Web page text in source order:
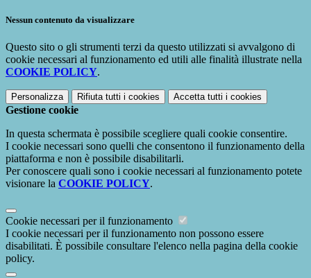
Nessun contenuto da visualizzare
Questo sito o gli strumenti terzi da questo utilizzati si avvalgono di
cookie necessari al funzionamento ed utili alle finalità illustrate nella
COOKIE POLICY.
Personalizza Rifiuta tutti i cookies Accetta tutti i cookies
Gestione cookie
In questa schermata è possibile scegliere quali cookie consentire.
I cookie necessari sono quelli che consentono il funzionamento della
piattaforma e non è possibile disabilitarli.
Per conoscere quali sono i cookie necessari al funzionamento potete
visionare la COOKIE POLICY.
Cookie necessari per il funzionamento
I cookie necessari per il funzionamento non possono essere
disabilitati. È possibile consultare l'elenco nella pagina della cookie
policy.